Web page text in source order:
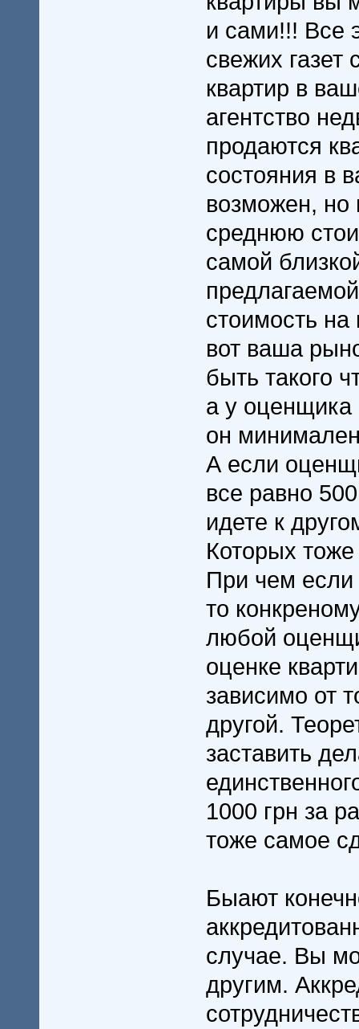
и сами!!! Все
свежих
квартир в
агентство
продаются
состояния в
возможен,
среднюю
самой
стоимость
вот ваша
быть такого
а у
он
А если
все равно
идете к
Которых
При чем если
то
любой
оценке
зависимо от
другой.
заставить
1000 грн за
тоже самое
Быают
случае. Вы
другим.